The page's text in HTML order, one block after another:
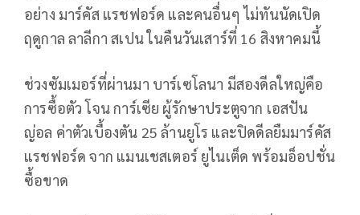
อย่าง มาร์คัส แรชฟอร์ด และคนอื่นๆ ไม่ทันนัดเปิด
ฤดูกาล ลาลีกา สเปน ในคืนวันเสาร์ที่ 16 สิงหาคมนี้
ช่วงซัมเมอร์ที่ผ่านมา บาร์เซโลนา มีสองดีลใหญ่คือ
การซื้อตัว โจน การ์เซีย ผู้รักษาประตูจาก เอสปัน
ญ่อล ค่าตัวเบื้องตัน 25 ล้านยูโร และปิดดีลยืมมาร์คัส
แรชฟอร์ด จาก แมนเชสเตอร์ ยูไนเต็ด พร้อมอ็อปชั่น
ซื้อขาด